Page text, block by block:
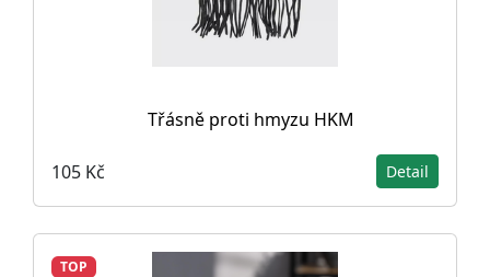
Třásně proti hmyzu HKM
105 Kč Detail
TOP